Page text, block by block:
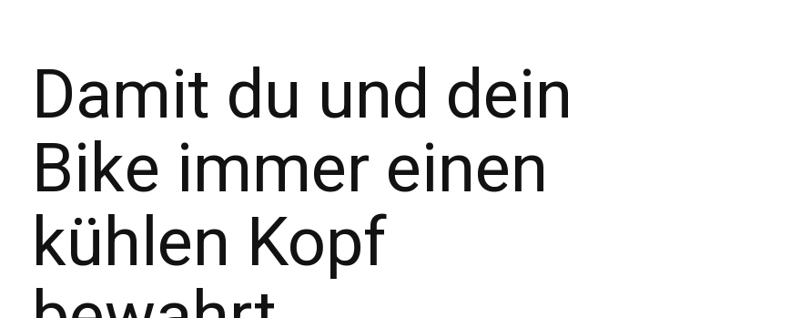
Damit du und dein
Bike immer einen
kühlen Kopf